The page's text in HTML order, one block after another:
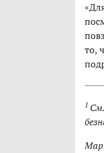
то,
1